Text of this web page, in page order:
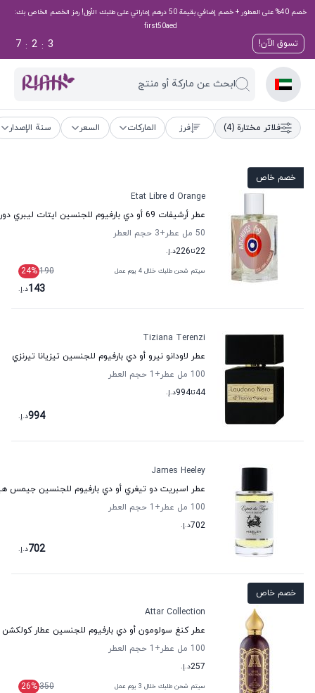
خصم 40% على العطور + خصم إضافي بقيمة 50 درهم إماراتي على طلبك الأول! رمز الخصم الخاص بك:
first50aed
تسوق الآن! 3
:
2
:
7
ابحث عن ماركة أو منتج
فلاتر مختارة (4) فرز الماركات السعر سنة الإصدار
خصم خاص
Etat Libre d Orange
عطر أرشيفات 69 أو دي بارفيوم للجنسين ايتات ليبري دورانج
50 مل عطر
+3
حجم العطر
22تا226د.إ.
سيتم شحن طلبك خلال 4 يوم عمل 190
24%
143د.إ.
Tiziana Terenzi
عطر لاودانو نيرو أو دي بارفيوم للجنسين تيزيانا تيرنزي
100 مل عطر
+1
حجم العطر
44تا994د.إ.
994د.إ.
James Heeley
عطر اسبريت دو تيغري أو دي بارفيوم للجنسين جيمس
100 مل عطر
+1
حجم العطر
702د.إ.
702د.إ.
خصم خاص
Attar Collection
عطر كنغ سولومون أو دي بارفيوم للجنسين عطار كولكشن
100 مل عطر
+1
حجم العطر
257د.إ.
سيتم شحن طلبك خلال 3 يوم عمل 350
26%